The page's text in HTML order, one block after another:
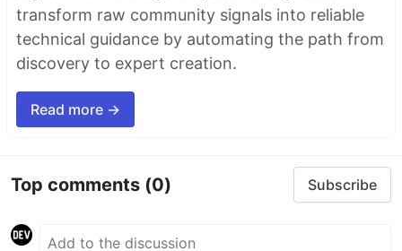
transform raw community signals into reliable
technical guidance by automating the path from
discovery to expert creation.
Read more →
Top comments (0) Subscribe